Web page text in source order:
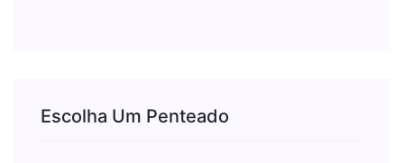
Escolha Um Penteado